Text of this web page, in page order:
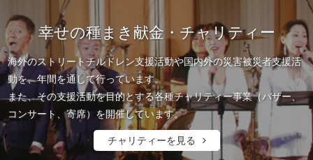
幸せの種まき献金・チャリティー
海外のストリートチルドレン支援活動や国内外の災害被災者支援活
動を、年間を通して行っています。
また、その支援活動を目的とする各種チャリティー事業（バザー、
コンサート、寄席）を開催しています。
チャリティーを見る